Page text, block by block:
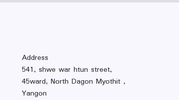
Address
541, shwe war htun street,
45ward, North Dagon Myothit ,
Yangon